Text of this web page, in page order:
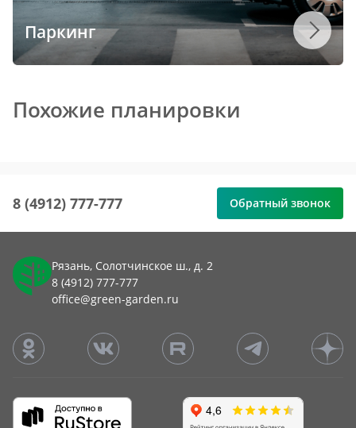
Паркинг
Похожие планировки
8 (4912) 777-777 Обратный звонок
Рязань, Солотчинское ш., д. 2
8 (4912) 777-777
office@green-garden.ru